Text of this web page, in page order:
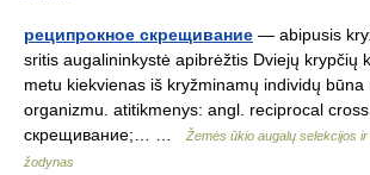
реципрокное скрещивание — abipusis
sritis augalininkystė apibrėžtis Dviejų krypčių
metu kiekvienas iš kryžminamų individų būna
organizmu. atitikmenys: angl. reciprocal
скрещивание;… …
Žemės ūkio augalų selekcijos
žodynas